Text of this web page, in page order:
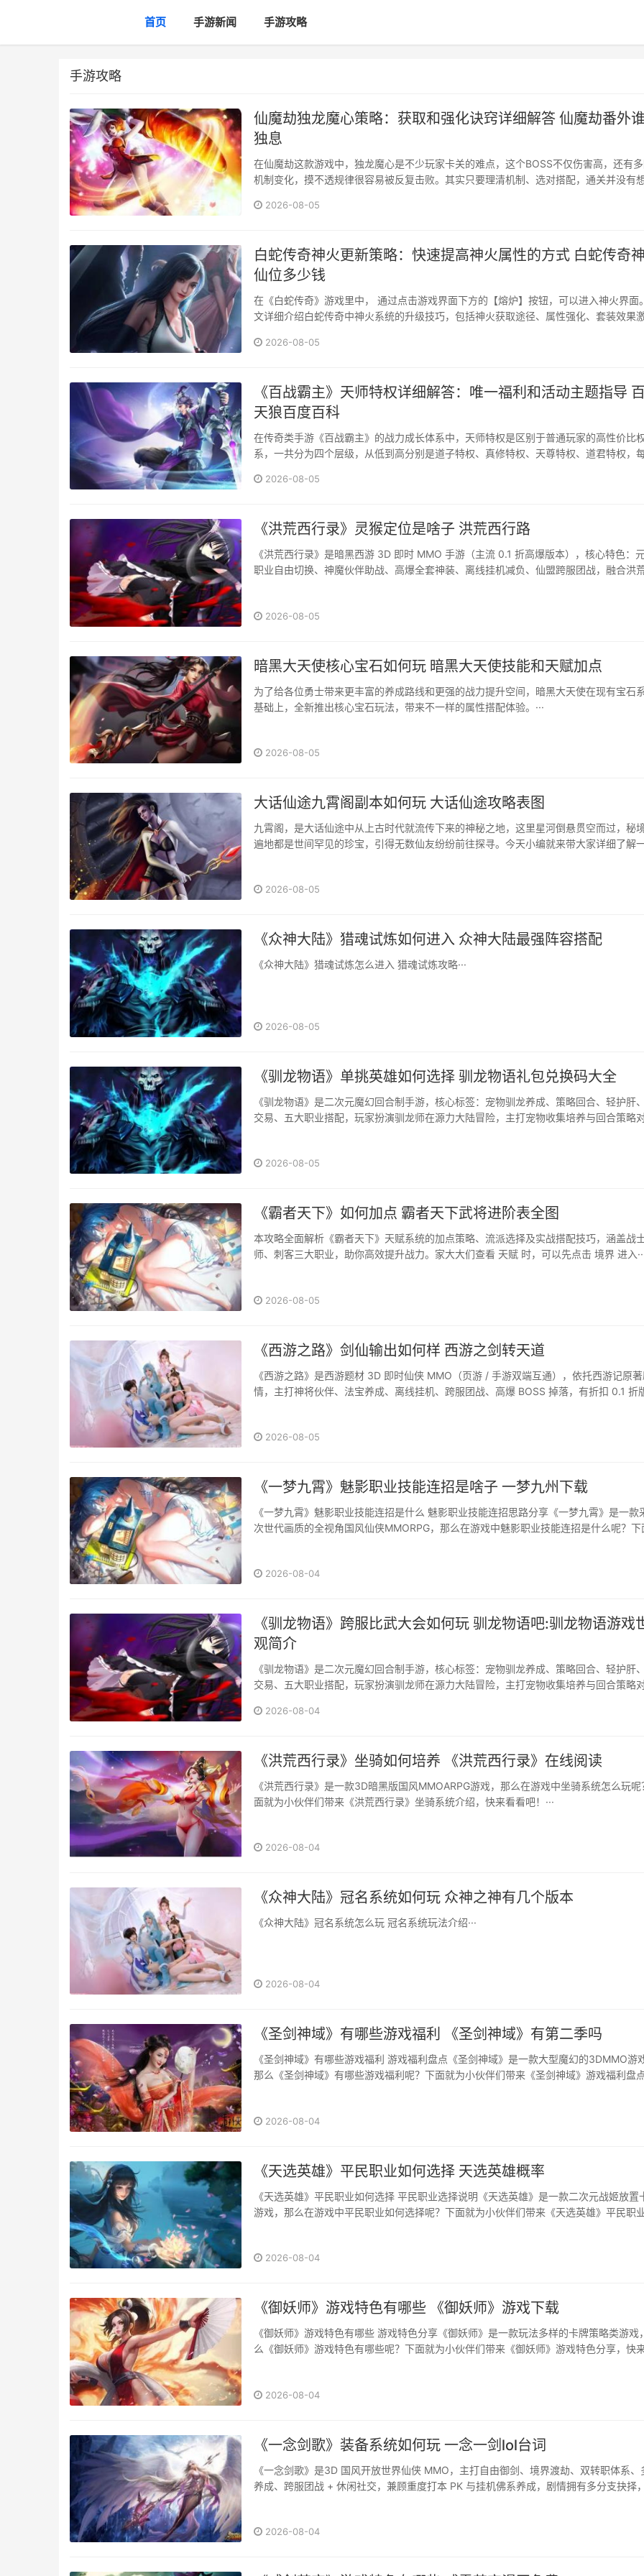
首页 手游新闻 手游攻略
手游攻略
仙魔劫独龙魔心策略：获取和强化诀窍详细解答 仙魔劫番外
独息
在仙魔劫这款游戏中，独龙魔心是不少玩家卡关的难点，这个BOSS不仅伤害高，还有
机制变化，摸不透规律很容易被反复击败。其实只要理清机制、选对搭配，通关并没有
助你快速掌握这一强力装备的使用技巧。···
2026-08-05
白蛇传奇神火更新策略：快速提高神火属性的方式 白蛇传奇
仙位多少钱
在《白蛇传奇》游戏里中， 通过点击游戏界面下方的【熔炉】按钮，可以进入神火界面
文详细介绍白蛇传奇中神火系统的升级技巧，包括神火获取途径、属性强化、套装效果
2026-08-05
《百战霸主》天师特权详细解答：唯一福利和活动主题指导
天狼百度百科
在传奇类手游《百战霸主》的战力成长体系中，天师特权是区别于普通玩家的高性价比
系，一共分为四个层级，从低到高分别是道子特权、真修特权、天尊特权、道君特权，
2026-08-05
《洪荒西行录》灵猴定位是啥子 洪荒西行路
《洪荒西行录》是暗黑西游 3D 即时 MMO 手游（主流 0.1 折高爆版本），核心特色：
职业自由切换、神魔伙伴助战、高爆全套神装、离线挂机减负、仙盟跨服团战，融合洪
2026-08-05
暗黑大天使核心宝石如何玩 暗黑大天使技能和天赋加点
为了给各位勇士带来更丰富的养成路线和更强的战力提升空间，暗黑大天使在现有宝石
基础上，全新推出核心宝石玩法，带来不一样的属性搭配体验。···
2026-08-05
大话仙途九霄阁副本如何玩 大话仙途攻略表图
九霄阁，是大话仙途中从上古时代就流传下来的神秘之地，这里星河倒悬贯空而过，秘
遍地都是世间罕见的珍宝，引得无数仙友纷纷前往探寻。今天小编就来带大家详细了解
2026-08-05
《众神大陆》猎魂试炼如何进入 众神大陆最强阵容搭配
《众神大陆》猎魂试炼怎么进入 猎魂试炼攻略···
2026-08-05
《驯龙物语》单挑英雄如何选择 驯龙物语礼包兑换码大全
《驯龙物语》是二次元魔幻回合制手游，核心标签：宠物驯龙养成、策略回合、轻护肝
交易、五大职业搭配，玩家扮演驯龙师在源力大陆冒险，主打宠物收集培养与回合策略
2026-08-05
《霸者天下》如何加点 霸者天下武将进阶表全图
本攻略全面解析《霸者天下》天赋系统的加点策略、流派选择及实战搭配技巧，涵盖战
师、刺客三大职业，助你高效提升战力。家大大们查看 天赋 时，可以先点击 境界 进入
2026-08-05
《西游之路》剑仙输出如何样 西游之剑转天道
《西游之路》是西游题材 3D 即时仙侠 MMO（页游 / 手游双端互通），依托西游记原著
情，主打神将伙伴、法宝养成、离线挂机、跨服团战、高爆 BOSS 掉落，有折扣 0.1 折
2026-08-05
《一梦九霄》魅影职业技能连招是啥子 一梦九州下载
《一梦九霄》魅影职业技能连招是什么 魅影职业技能连招思路分享《一梦九霄》是一款
次世代画质的全视角国风仙侠MMORPG，那么在游戏中魅影职业技能连招是什么呢？下
2026-08-04
《驯龙物语》跨服比武大会如何玩 驯龙物语吧:驯龙物语游戏
观简介
《驯龙物语》是二次元魔幻回合制手游，核心标签：宠物驯龙养成、策略回合、轻护肝
交易、五大职业搭配，玩家扮演驯龙师在源力大陆冒险，主打宠物收集培养与回合策略
2026-08-04
《洪荒西行录》坐骑如何培养 《洪荒西行录》在线阅读
《洪荒西行录》是一款3D暗黑版国风MMOARPG游戏，那么在游戏中坐骑系统怎么玩呢
面就为小伙伴们带来《洪荒西行录》坐骑系统介绍，快来看看吧！···
2026-08-04
《众神大陆》冠名系统如何玩 众神之神有几个版本
《众神大陆》冠名系统怎么玩 冠名系统玩法介绍···
2026-08-04
《圣剑神域》有哪些游戏福利 《圣剑神域》有第二季吗
《圣剑神域》有哪些游戏福利 游戏福利盘点《圣剑神域》是一款大型魔幻的3DMMO游戏
那么《圣剑神域》有哪些游戏福利呢？下面就为小伙伴们带来《圣剑神域》游戏福利盘
2026-08-04
《天选英雄》平民职业如何选择 天选英雄概率
《天选英雄》平民职业如何选择 平民职业选择说明《天选英雄》是一款二次元战姬放置
游戏，那么在游戏中平民职业如何选择呢？下面就为小伙伴们带来《天选英雄》平民职
2026-08-04
《御妖师》游戏特色有哪些 《御妖师》游戏下载
《御妖师》游戏特色有哪些 游戏特色分享《御妖师》是一款玩法多样的卡牌策略类游戏
么《御妖师》游戏特色有哪些呢？下面就为小伙伴们带来《御妖师》游戏特色分享，快
2026-08-04
《一念剑歌》装备系统如何玩 一念一剑lol台词
《一念剑歌》是3D 国风开放世界仙侠 MMO，主打自由御剑、境界渡劫、双转职体系、
养成、跨服团战 + 休闲社交，兼顾重度打本 PK 与挂机佛系养成，剧情拥有多分支抉择
2026-08-04